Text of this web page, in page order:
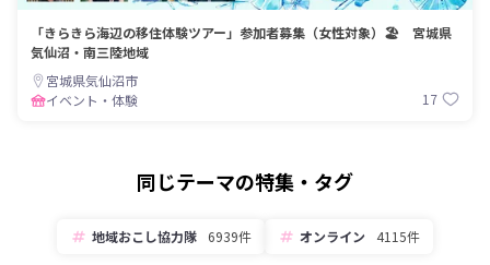
「きらきら海辺の移住体験ツアー」参加者募集（女性対象）🏖️ 宮城県
気仙沼・南三陸地域
宮城県気仙沼市
イベント・体験
17
同じテーマの特集・タグ
地域おこし協力隊 6939件 オンライン 4115件